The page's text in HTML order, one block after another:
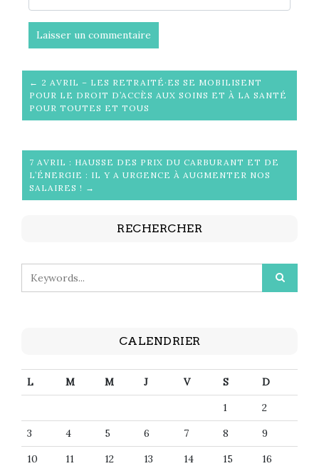
← 2 AVRIL – LES RETRAITÉ·ES SE MOBILISENT
POUR LE DROIT D’ACCÈS AUX SOINS ET À LA SANTÉ
POUR TOUTES ET TOUS
7 AVRIL : HAUSSE DES PRIX DU CARBURANT ET DE
L’ÉNERGIE : IL Y A URGENCE À AUGMENTER NOS
SALAIRES ! →
RECHERCHER
CALENDRIER
L M M J V S
D
1
2
3
4 5 6 7 8
9
10
11 12 13 14 15
16